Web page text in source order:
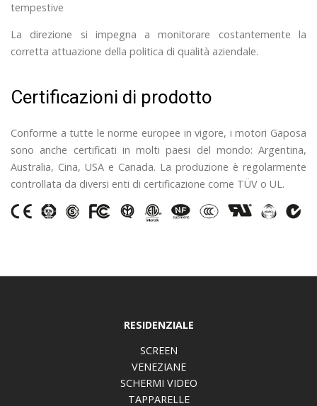
tempestive
La direzione si impegna a monitorare costantemente la
corretta attuazione della politica di qualità aziendale.
Certificazioni di prodotto
Conforme a tutte le norme europee in vigore, i motori Gaposa
sono anche certificati in molti paesi del mondo: Argentina,
Australia, Cina, USA e Canada. La produzione è regolarmente
controllata da diversi enti di certificazione come TÜV o UL.
RESIDENZIALE
SCREEN
VENEZIANE
SCHERMI VIDEO
TAPPARELLE